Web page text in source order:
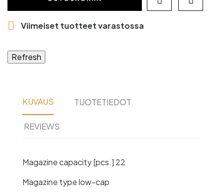
 Viimeiset tuotteet varastossa
KUVAUS TUOTETIEDOT
REVIEWS
Magazine capacity [pcs.] 22
Magazine type low-cap